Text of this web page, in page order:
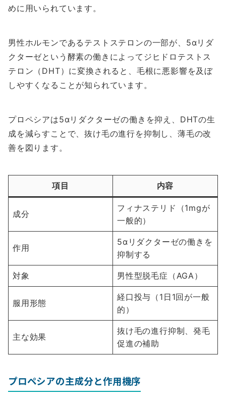
めに用いられています。
男性ホルモンであるテストステロンの一部が、5αリダ
クターゼという酵素の働きによってジヒドロテストス
テロン（DHT）に変換されると、毛根に悪影響を及ぼ
しやすくなることが知られています。
プロペシアは5αリダクターゼの働きを抑え、DHTの生
成を減らすことで、抜け毛の進行を抑制し、薄毛の改
善を図ります。
項目 内容
成分
フィナステリド（1mgが
一般的）
作用
5αリダクターゼの働きを
抑制する
対象 男性型脱毛症（AGA）
服用形態
経口投与（1日1回が一般
的）
主な効果
抜け毛の進行抑制、発毛
促進の補助
プロペシアの主成分と作用機序